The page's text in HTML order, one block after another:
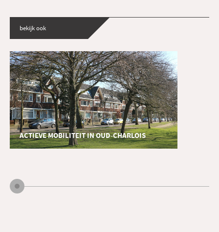
bekijk ook
ACTIEVE MOBILITEIT IN OUD-CHARLOIS